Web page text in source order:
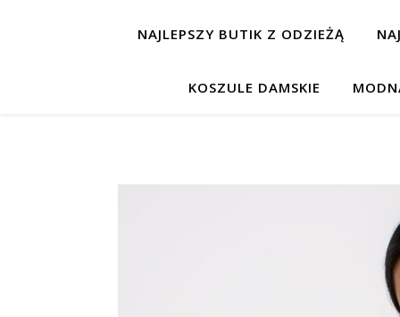
NAJLEPSZY BUTIK Z ODZIEŻĄ
KOSZULE DAMSKIE